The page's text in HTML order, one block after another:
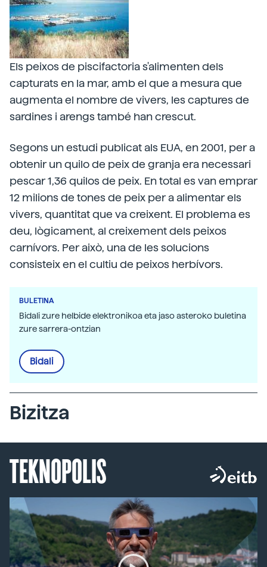
Els peixos de piscifactoria s'alimenten dels
capturats en la mar, amb el que a mesura que
augmenta el nombre de vivers, les captures de
sardines i arengs també han crescut.
Segons un estudi publicat als EUA, en 2001, per a
obtenir un quilo de peix de granja era necessari
pescar 1,36 quilos de peix. En total es van emprar
12 milions de tones de peix per a alimentar els
vivers, quantitat que va creixent. El problema es
deu, lògicament, al creixement dels peixos
carnívors. Per això, una de les solucions
consisteix en el cultiu de peixos herbívors.
BULETINA
Bidali zure helbide elektronikoa eta jaso asteroko buletina
zure sarrera-ontzian
Bidali
Bizitza
TEKNOPOLIS